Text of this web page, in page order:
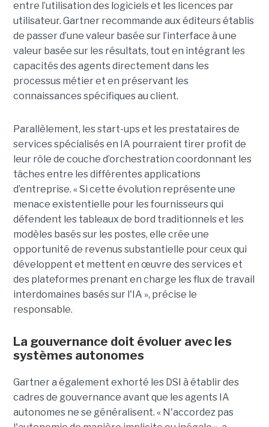
entre l’utilisation des logiciels et les licences par
utilisateur. Gartner recommande aux éditeurs établis
de passer d’une valeur basée sur l’interface à une
valeur basée sur les résultats, tout en intégrant les
capacités des agents directement dans les
processus métier et en préservant les
connaissances spécifiques au client.
Parallèlement, les start-ups et les prestataires de
services spécialisés en IA pourraient tirer profit de
leur rôle de couche d’orchestration coordonnant les
tâches entre les différentes applications
d’entreprise. « Si cette évolution représente une
menace existentielle pour les fournisseurs qui
défendent les tableaux de bord traditionnels et les
modèles basés sur les postes, elle crée une
opportunité de revenus substantielle pour ceux qui
développent et mettent en œuvre des services et
des plateformes prenant en charge les flux de travail
interdomaines basés sur l'IA », précise le
responsable.
La gouvernance doit évoluer avec les
systèmes autonomes
Gartner a également exhorté les DSI à établir des
cadres de gouvernance avant que les agents IA
autonomes ne se généralisent. « N'accordez pas